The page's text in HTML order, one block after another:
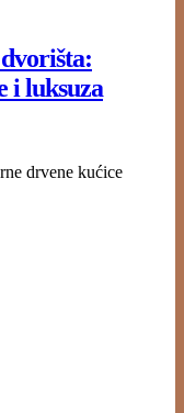
i luksuza